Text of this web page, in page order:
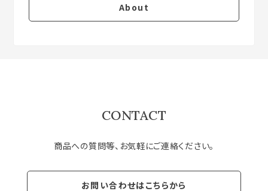
About
CONTACT
商品への質問等、お気軽にご連絡ください。
お問い合わせはこちらから